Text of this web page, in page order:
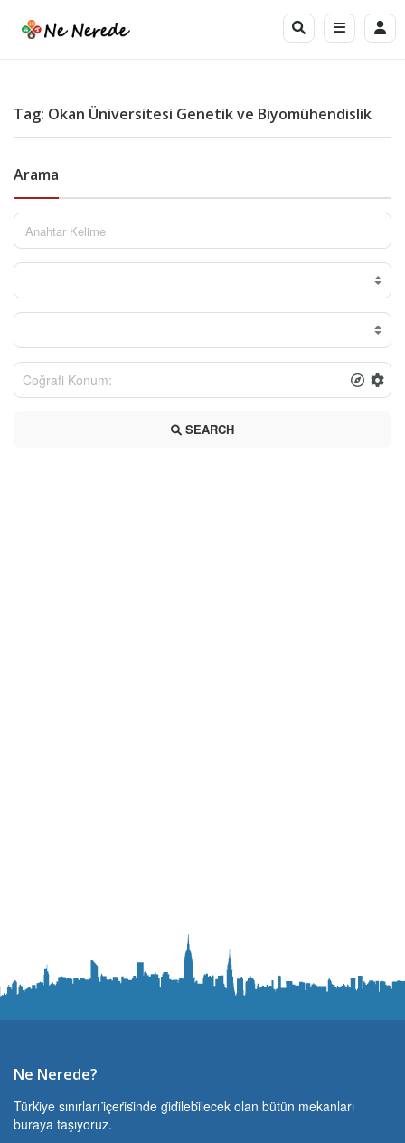
Tag: Okan Üniversitesi Genetik ve Biyomühendislik
Arama
SEARCH
Ne Nerede?
Türki̇ye sınırları i̇çeri̇si̇nde gi̇di̇lebi̇lecek olan bütün mekanları
buraya taşıyoruz.